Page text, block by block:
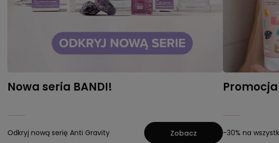
Nowa seria BANDI!
Odkryj nową serię Anti Gravity Zobacz -30% na